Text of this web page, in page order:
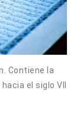
Contiene la
el siglo VII